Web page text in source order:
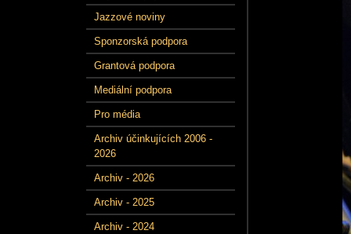
Jazzové noviny
Sponzorská podpora
Grantová podpora
Mediální podpora
Pro média
Archiv účinkujících 2006 -
2026
Archiv - 2026
Archiv - 2025
Archiv - 2024